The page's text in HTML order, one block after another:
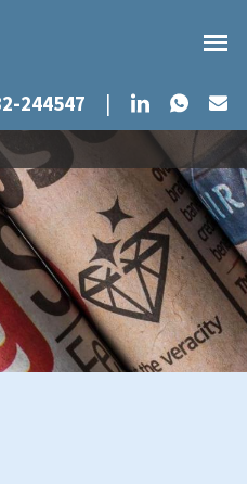
244547 | LinkedIn